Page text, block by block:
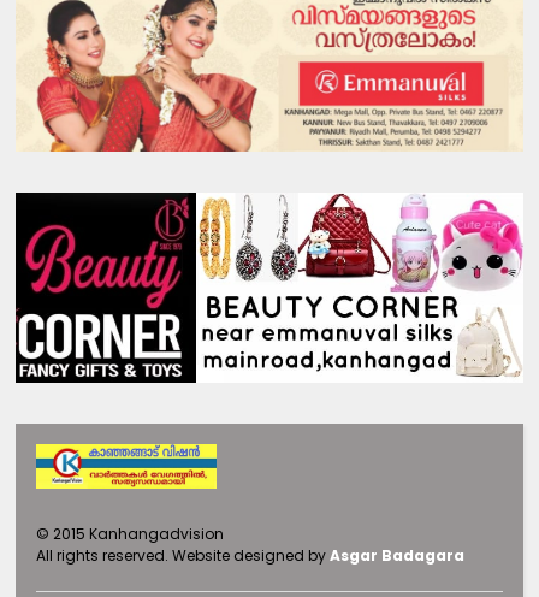
© 2015 Kanhangadvision
All rights reserved. Website designed byAsgar Badagara